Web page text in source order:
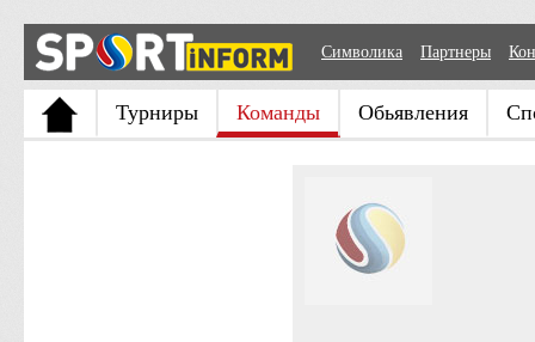
Символика Партнеры
Турниры Команды Обьявления